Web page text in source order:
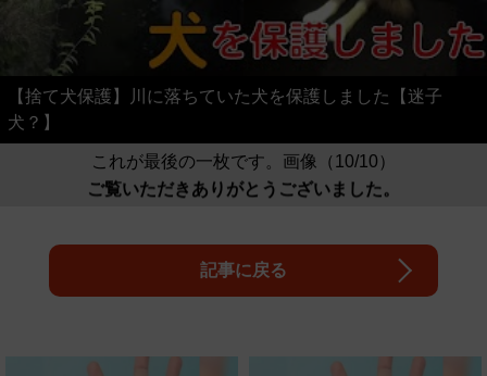
【捨て犬保護】川に落ちていた犬を保護しました【迷子
犬？】
これが最後の一枚です。画像（10/10）
ご覧いただきありがとうございました。
記事に戻る